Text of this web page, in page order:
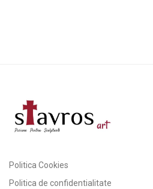
Politica Cookies
Politica de confidentialitate